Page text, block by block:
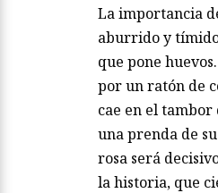
La importancia
aburrido y tímido
que pone
por un ratón de
cae en el
una prenda de
rosa será
la historia, que